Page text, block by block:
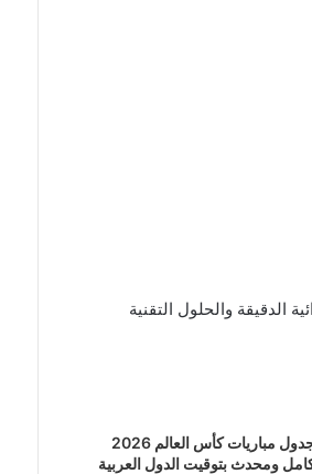
الدقيقة والحلول التقنية
جدول مباريات كأس العالم 2026
ومحدث بتوقيت الدول العربية